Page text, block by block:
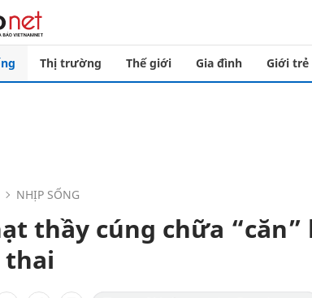
Thị trường Thế giới Gia đình Giới trẻ
NHỊP SỐNG
thầy cúng chữa “căn”
thai